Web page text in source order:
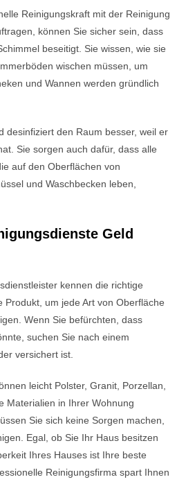
Reinigungskraft mit der Reinigung
können Sie sicher sein, dass
beseitigt. Sie wissen, wie sie
wischen müssen, um
und Wannen werden gründlich
desinfiziert den Raum besser, weil er
Sie sorgen auch dafür, dass alle
auf den Oberflächen von
und Waschbecken leben,
Geld
kennen die richtige
Produkt, um jede Art von Oberfläche
Wenn Sie befürchten, dass
suchen Sie nach einem
versichert ist.
leicht Polster, Granit, Porzellan,
Materialien in Ihrer Wohnung
Sie sich keine Sorgen machen,
Egal, ob Sie Ihr Haus besitzen
Ihres Hauses ist Ihre beste
Reinigungsfirma spart Ihnen